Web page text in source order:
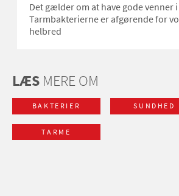
Det gælder om at have gode venner
Tarmbakterierne er afgørende for
helbred
LÆS MERE OM
BAKTERIER SUNDHED
TARME